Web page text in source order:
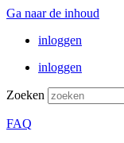
Ga naar de inhoud
inloggen
inloggen
Zoeken
FAQ